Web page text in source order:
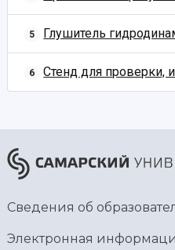
5 Глушитель
6 Стенд для проверки,
Сведения об
Электронная